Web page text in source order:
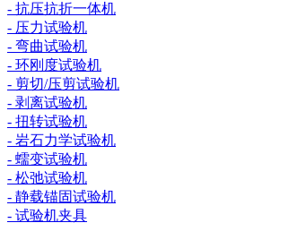
- 抗压抗折一体机
- 压力试验机
- 弯曲试验机
- 环刚度试验机
- 剪切/压剪试验机
- 剥离试验机
- 扭转试验机
- 岩石力学试验机
- 蠕变试验机
- 松弛试验机
- 静载锚固试验机
- 试验机夹具